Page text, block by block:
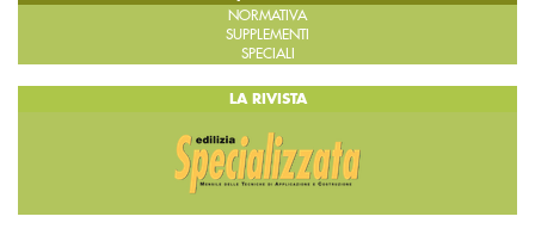
NORMATIVA
SUPPLEMENTI
SPECIALI
LA RIVISTA